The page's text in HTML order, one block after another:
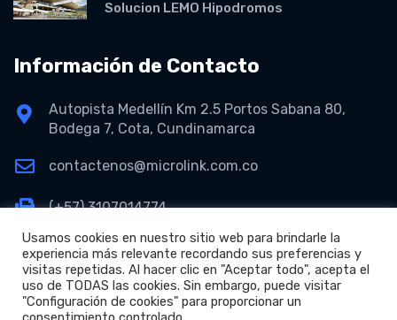
Solucion LEMO Hipodromos
Información de Contacto
Autopista Medellín Km 2.5 Portos Sabana 80,
Bodega 7, Cota, Cundinamarca
contactenos@microlink.com.co
(+57) 3107014774
Usamos cookies en nuestro sitio web para brindarle la
experiencia más relevante recordando sus preferencias y
visitas repetidas. Al hacer clic en "Aceptar todo", acepta el
uso de TODAS las cookies. Sin embargo, puede visitar
"Configuración de cookies" para proporcionar un